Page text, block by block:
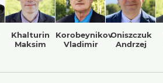
Khalturin
Maksim
Korobeynikov
Vladimir
Oniszczuk
Andrzej